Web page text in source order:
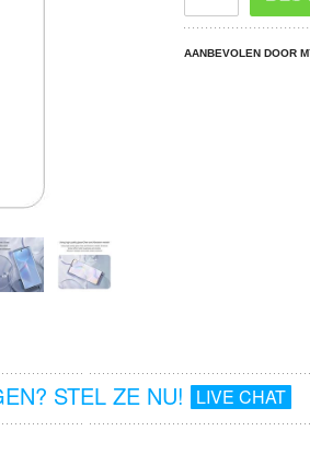
AANBEVOLEN DOOR
STEL ZE NU! LIVE CHAT